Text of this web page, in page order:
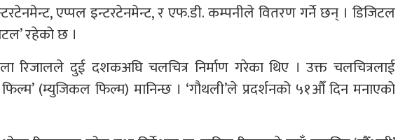
एप्पल इन्टरटेनमेन्ट, र एफ.डी. कम्पनीले वितरण गर्ने छन् । डिजिटल
रहेको छ ।
रिजालले दुई दशकअघि चलचित्र निर्माण गरेका थिए । उक्त चलचित्रलाई
(म्युजिकल फिल्म) मानिन्छ । ‘गौथली’ले प्रदर्शनको ५१औँ दिन मनाएको